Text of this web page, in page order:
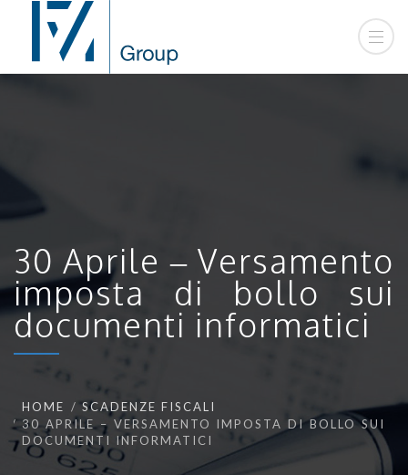
30 Aprile – Versamento
imposta di bollo sui
documenti informatici
HOME
SCADENZE FISCALI
30 APRILE – VERSAMENTO IMPOSTA DI BOLLO SUI
DOCUMENTI INFORMATICI